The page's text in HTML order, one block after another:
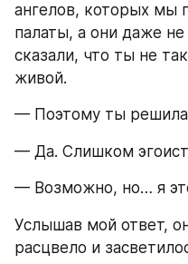
ангелов, которых мы
палаты, а они даже
сказали, что ты не
живой.
— Поэтому ты решила
— Да. Слишком
— Возможно, но… я
Услышав мой ответ,
расцвело и